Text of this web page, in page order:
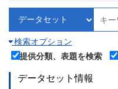
検索オプション
提供分類、表題を検索
データセット情報